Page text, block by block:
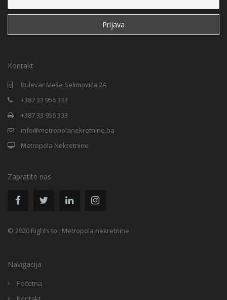
Kontakt
Bulevar Meše Selimovića 2A
+387 33 956 333
+387 33 956 333
info@metropolanekretnine.ba
Metropola Nekretnine
Zapratite nas
© 2020 Rights to : Metropola nekretnine
Navigacija
Početna